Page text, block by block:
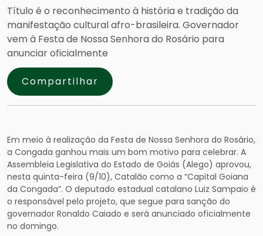
Título é o reconhecimento à história e tradição da
manifestação cultural afro-brasileira. Governador
vem à Festa de Nossa Senhora do Rosário para
anunciar oficialmente
Compartilhar
Em meio à realização da Festa de Nossa Senhora do Rosário,
a Congada ganhou mais um bom motivo para celebrar. A
Assembleia Legislativa do Estado de Goiás (Alego) aprovou,
nesta quinta-feira (9/10), Catalão como a “Capital Goiana
da Congada”. O deputado estadual catalano Luiz Sampaio é
o responsável pelo projeto, que segue para sanção do
governador Ronaldo Caiado e será anunciado oficialmente
no domingo.